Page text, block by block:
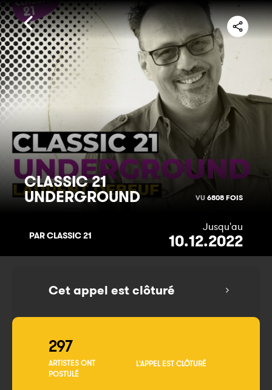
CLASSIC 21
UNDERGROUND VU 6808 FOIS
PAR CLASSIC 21
Jusqu'au
10.12.2022
Cet appel est clôturé
297
ARTISTES ONT
POSTULÉ
L'APPEL EST CLÔTURÉ